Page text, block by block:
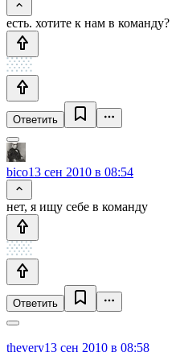
есть. хотите к нам в команду?
Ответить
bico13 сен 2010 в 08:54
нет, я ищу себе в команду
Ответить
thevery13 сен 2010 в 08:58